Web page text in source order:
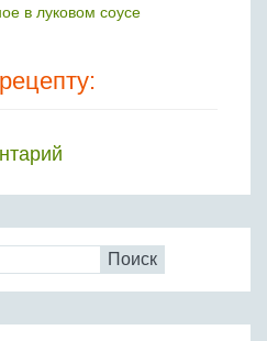
в луковом соусе
Поиск